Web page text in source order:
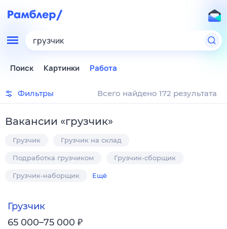
грузчик
Поиск Картинки Работа
Фильтры Всего найдено 172 результата
Вакансии «грузчик»
Грузчик Грузчик на склад
Подработка грузчиком Грузчик-сборщик
Грузчик-наборщик Ещё
Грузчик
65 000–75 000 ₽